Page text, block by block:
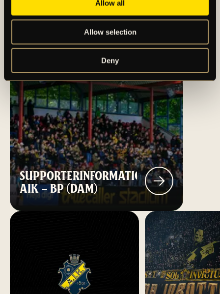
Allow all
Allow selection
Deny
SUPPORTERINFORMATION:
AIK – BP (DAM)